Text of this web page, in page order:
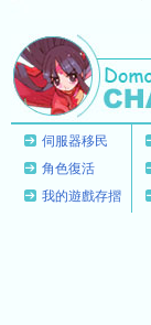
伺服器移民
角色復活
我的遊戲存摺